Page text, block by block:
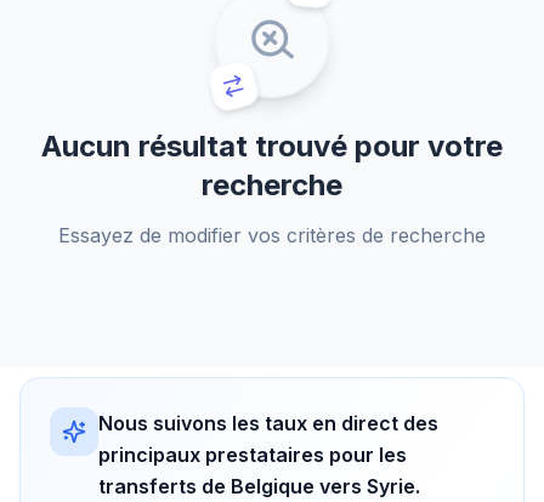
Aucun résultat trouvé pour votre
recherche
Essayez de modifier vos critères de recherche
Nous suivons les taux en direct des
principaux prestataires pour les
transferts de Belgique vers Syrie.